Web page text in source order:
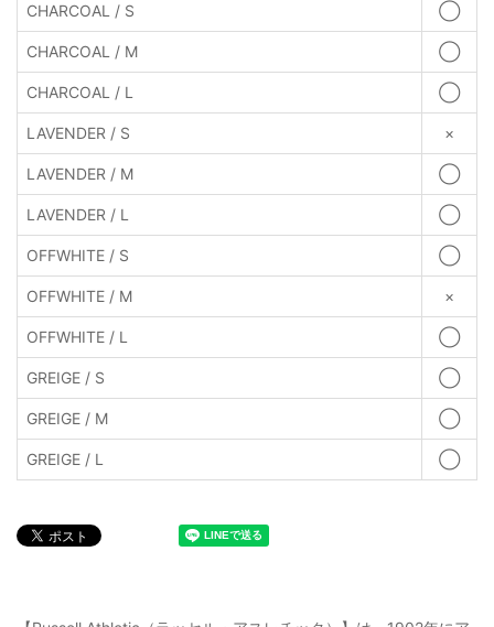
CHARCOAL / S ◯
CHARCOAL / M ◯
CHARCOAL / L ◯
LAVENDER / S ×
LAVENDER / M ◯
LAVENDER / L ◯
OFFWHITE / S ◯
OFFWHITE / M ×
OFFWHITE / L ◯
GREIGE / S ◯
GREIGE / M ◯
GREIGE / L ◯